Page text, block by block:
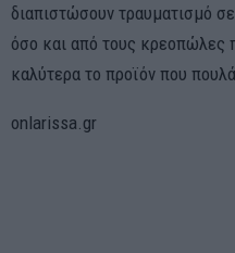
διαπιστώσουν τραυματισμό
όσο και από τους κρεοπώλες
καλύτερα το προϊόν που
onlarissa.gr